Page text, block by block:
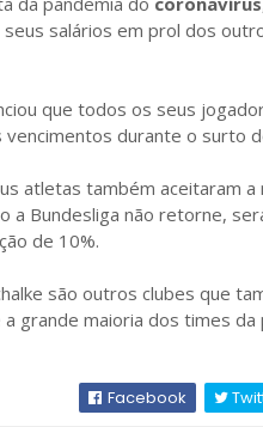
salários em prol dos
que todos os seus
durante o surto
atletas também aceitaram a
a Bundesliga não retorne,
de 10%.
são outros clubes que
a grande maioria dos times
Facebook